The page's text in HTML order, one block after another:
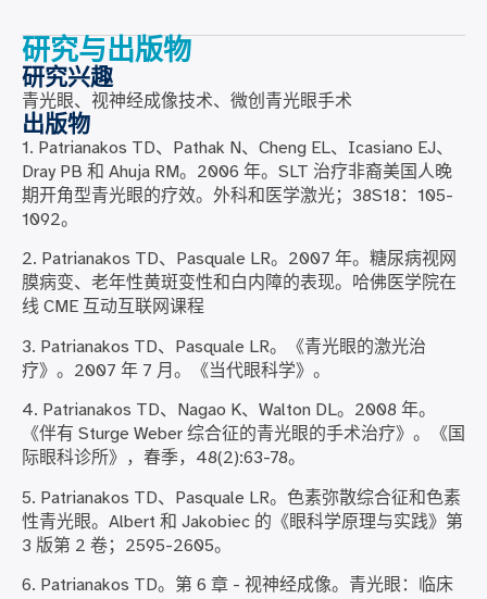
研究与出版物
研究兴趣
青光眼、视神经成像技术、微创青光眼手术
出版物
1. Patrianakos TD、Pathak N、Cheng EL、Icasiano EJ、
Dray PB 和 Ahuja RM。2006 年。SLT 治疗非裔美国人晚
期开角型青光眼的疗效。外科和医学激光；38S18：105-
1092。
2. Patrianakos TD、Pasquale LR。2007 年。糖尿病视网
膜病变、老年性黄斑变性和白内障的表现。哈佛医学院在
线 CME 互动互联网课程
3. Patrianakos TD、Pasquale LR。《青光眼的激光治
疗》。2007 年 7 月。《当代眼科学》。
4. Patrianakos TD、Nagao K、Walton DL。2008 年。
《伴有 Sturge Weber 综合征的青光眼的手术治疗》。《国
际眼科诊所》，春季，48(2):63-78。
5. Patrianakos TD、Pasquale LR。色素弥散综合征和色素
性青光眼。Albert 和 Jakobiec 的《眼科学原理与实践》第
3 版第 2 卷；2595-2605。
6. Patrianakos TD。第 6 章 - 视神经成像。青光眼：临床